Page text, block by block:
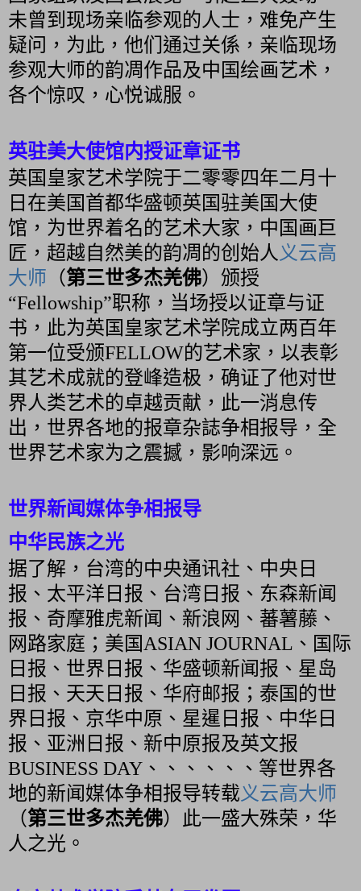
未曾到现场亲临参观的人士，难免产生
疑问，为此，他们通过关係，亲临现场
参观大师的韵凋作品及中国绘画艺术，
各个惊叹，心悦诚服。
英驻美大使馆内授证章证书
英国皇家艺术学院于二零零四年二月十
日在美国首都华盛顿英国驻美国大使
馆，为世界着名的艺术大家，中国画巨
匠，超越自然美的韵凋的创始人 义云高
大师 （第三世多杰羌佛）颁授
“Fellowship”职称，当场授以证章与证
书，此为英国皇家艺术学院成立两百年
第一位受颁FELLOW的艺术家，以表彰
其艺术成就的登峰造极，确证了他对世
界人类艺术的卓越贡献，此一消息传
出，世界各地的报章杂誌争相报导，全
世界艺术家为之震撼，影响深远。
世界新闻媒体争相报导
中华民族之光
据了解，台湾的中央通讯社、中央日
报、太平洋日报、台湾日报、东森新闻
报、奇摩雅虎新闻、新浪网、蕃薯藤、
网路家庭；美国ASIAN JOURNAL、国际
日报、世界日报、华盛顿新闻报、星岛
日报、天天日报、华府邮报；泰国的世
界日报、京华中原、星暹日报、中华日
报、亚洲日报、新中原报及英文报
BUSINESS DAY、、、、、、等世界各
地的新闻媒体争相报导转载义云高大师
（第三世多杰羌佛）此一盛大殊荣，华
人之光。